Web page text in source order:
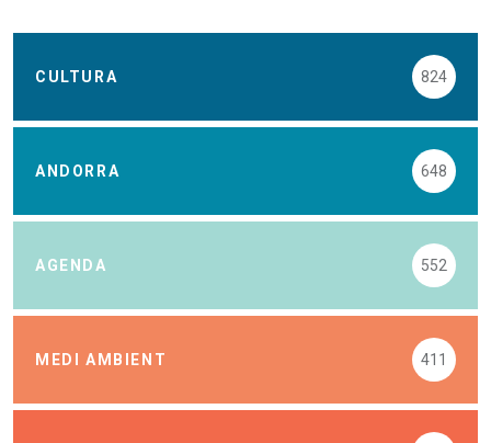
CULTURA 824
ANDORRA 648
AGENDA 552
MEDI AMBIENT 411